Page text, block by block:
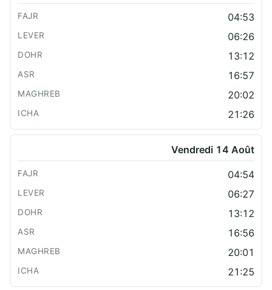
04:53
06:26
13:12
16:57
20:02
21:26
Vendredi 14 Août
04:54
06:27
13:12
16:56
20:01
21:25